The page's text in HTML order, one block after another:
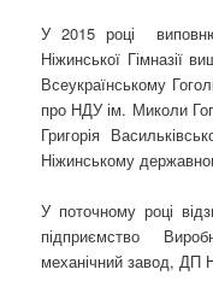
У 2015 році
Ніжинської Гімназії
Всеукраїнському
про НДУ ім. Миколи
Григорія
Ніжинському
У поточному році
підприємство
механічний завод, ДП